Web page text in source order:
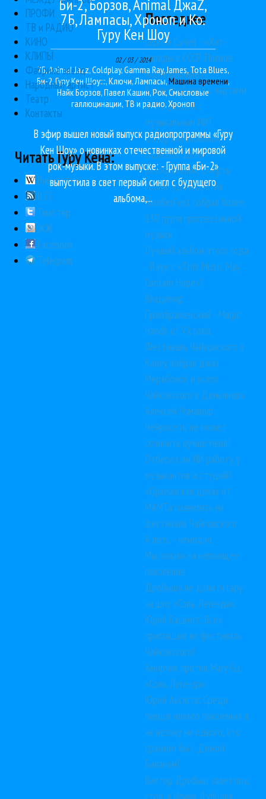
Би-2, Борзов, Animal ДжаZ,
7Б, Лампасы, Хроноп и Ко.
Гуру Кен Шоу
02 / 03 / 2014
7Б,Animal Jazz,Coldplay,Gamma Ray,James,Tota Blues,
Би-2,Гуру Кен Шоу:::,Ключи,Лампасы,Машина времени,
Найк Борзов,Павел Кашин,Рок,Смысловые
галлюцинации, ТВ и радио,Хроноп
В эфир вышел новый выпуск радиопрограммы «Гуру
Кен Шоу» о новинках отечественной и мировой
рок-музыки. В этом выпуске: - Группа «Би-2»
выпустила в свет первый сингл с будущего
альбома,...
ПРОФИ
ТВ и РАДИО
КИНО
КЛИПЫ
Фабрика звезд
Народный артист
Театр
Контакты
Читать Гуру Кена:
Википедия
RSS
Твиттер
ЖЖ
Facebook
Telegram
Последнее
Сергей Сычёв - «Хит-
парады в СССР. Полное
исследование»
В чем проблема с чартами
и что делать с
музыкальным ИИ?
Обзор киноновинок:
Одиссея, День
разоблачения, Смерть
Робин Гуда и Братик
SandlerFest собрал более
130 групп прогрессивной
музыки
Лучший альбом этого года
- Raye с «This Music May
Contain Hope»?
Владимир
Преображенский - Magic
Hands of Victoria
Фестиваль Чайковского в
Клину вобрал джаз
Мерабовой и всего
Чайковского в Демьяново
Алексей Романоф:
Нейросеть не может
сочинить лучше меня!
Отберет ли ИИ работу у
музыкантов и студий?
«Орлеанская дева» от
МАМТа появилась на
фестивале Чайковского
А петь - немодно
Мы попали на непоющее
поколение
Дробышу не дали гитару
на шоу «Соль. Легенда»
Юрий Башмет: Всех
приглашаю на фестиваль
Чайковского!
Амирчик против Mary Gu.
«Соль. Легенда»
Юрий Аксюта: Среди
певцов нового поколения я
не назову ни одного, кто
сравним бы с Димой
Биланом!
Виктор Дробыш залез под
стол, а Ирина Дубцова